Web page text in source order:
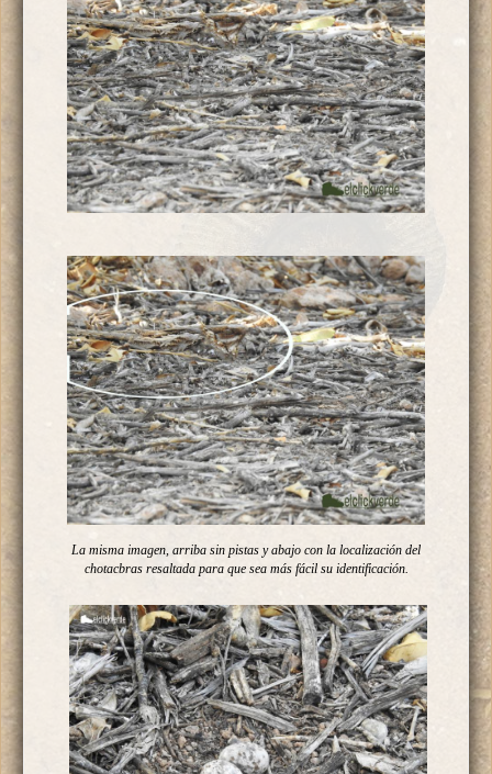
La misma imagen, arriba sin pistas y abajo con la localización del
chotacbras resaltada para que sea más fácil su identificación.